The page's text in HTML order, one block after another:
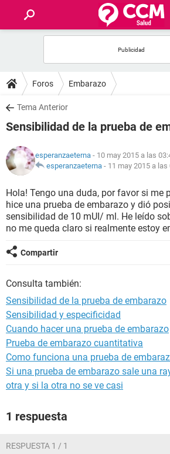
FOROS
SALUD
NUTRICIÓN
BIENESTAR
SEXUALIDAD
GLOSARIO
Foros Embarazo
Tema Anterior
Sensibilidad de la prueba de
esperanzaeterna - 10 may 2015 a las
esperanzaeterna - 11 may 2015 a las
Hola! Tengo una duda, por favor si me
hice una prueba de embarazo y dió
sensibilidad de 10 mUI/ ml. He leído
no me queda claro si realmente estoy
Compartir
Consulta también:
Sensibilidad de la prueba de embarazo
Sensibilidad y especificidad
Cuando hacer una prueba de embarazo
Prueba de embarazo cuantitativa
Como funciona una prueba de
Si una prueba de embarazo sale una
otra y si la otra no se ve casi
1 respuesta
RESPUESTA 1 / 1